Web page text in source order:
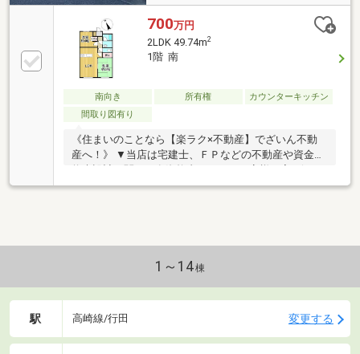
700万円
2LDK 49.74m2
1階 南
南向き 所有権
カウンターキッチン
間取り図有り
《住まいのことなら【楽ラク×不動産】でざいん不動
産へ！》 ▼当店は宅建士、ＦＰなどの不動産や資金の
た住まい探しができます。 ▼自己資金0円からの家探
1～14棟
駅 高崎線/行田 変更する